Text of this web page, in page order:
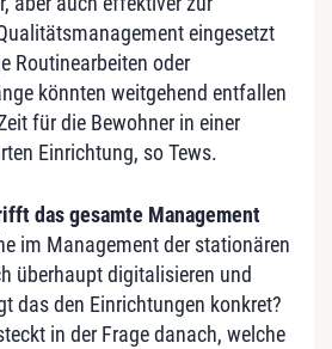
eingesetzt
Routinearbeiten oder
könnten weitgehend entfallen
für die Bewohner in einer
Einrichtung, so Tews.
das gesamte Management
im Management der stationären
überhaupt digitalisieren und
das den Einrichtungen konkret?
in der Frage danach, welche